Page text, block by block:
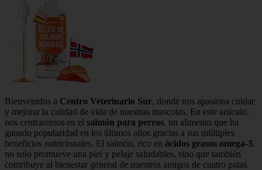
Bienvenidos a Centro Veterinario Sur, donde nos apasiona cuidar
y mejorar la calidad de vida de nuestras mascotas. En este artículo,
nos centraremos en el salmón para perros, un alimento que ha
ganado popularidad en los últimos años gracias a sus múltiples
beneficios nutricionales. El salmón, rico en ácidos grasos omega-3,
no solo promueve una piel y pelaje saludables, sino que también
contribuye al bienestar general de nuestros amigos de cuatro patas.